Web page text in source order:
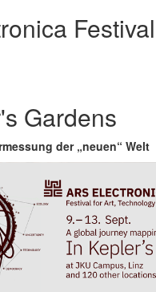
Gardens
der „neuen“ Welt